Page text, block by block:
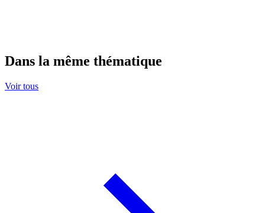
Dans la même thématique
Voir tous